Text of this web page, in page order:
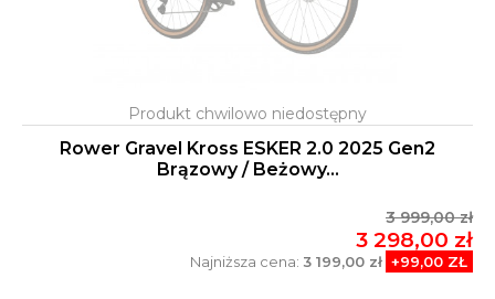
Rower Gravel Kross ESKER 2.0 2025 Gen2
Brązowy / Beżowy...
3 999,00 zł
3 298,00 zł
Najniższa cena: 3 199,00 zł +99,00 ZŁ